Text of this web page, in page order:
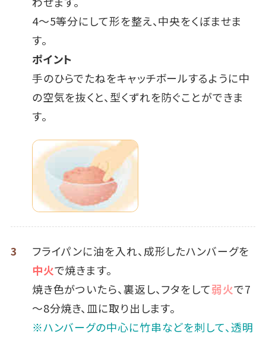
4～5等分にして形を整え、中央をくぼませま
す。
ポイント
手のひらでたねをキャッチボールするように中
の空気を抜くと、型くずれを防ぐことができま
す。
3
フライパンに油を入れ、成形したハンバーグを
中火で焼きます。
焼き色がついたら、裏返し、フタをして弱火で7
～8分焼き、皿に取り出します。
※ハンバーグの中心に竹串などを刺して、透明